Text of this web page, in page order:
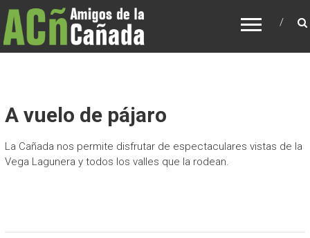
AMIGOS DE LA CAÑADA
Asociación para recuperación de la Cañada y
de los caminos tradicionales de Tenerife
A vuelo de pájaro
La Cañada nos permite disfrutar de espectaculares vistas de la
Vega Lagunera y todos los valles que la rodean.